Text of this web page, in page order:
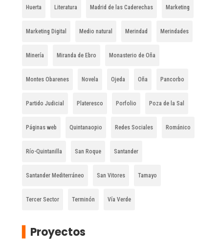
Huerta Literatura Madrid de las Caderechas Marketing
Marketing Digital Medio natural Merindad Merindades
Minería Miranda de Ebro Monasterio de Oña
Montes Obarenes Novela Ojeda Oña Pancorbo
Partido Judicial Plateresco Porfolio Poza de la Sal
Páginas web Quintanaopio Redes Sociales Románico
Río-Quintanilla San Roque Santander
Santander Mediterráneo San Vitores Tamayo
Tercer Sector Terminón Vía Verde
Proyectos